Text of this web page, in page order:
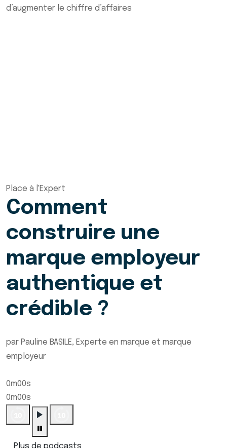
d’augmenter le chiffre d’affaires
Place à l'Expert
Comment
construire une
marque employeur
authentique et
crédible ?
par Pauline BASILE, Experte en marque et marque
employeur
0m00s
0m00s
Plus de podcasts